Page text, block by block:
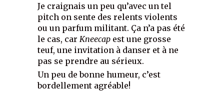
Je craignais un peu qu’avec un tel
pitch on sente des relents violents
ou un parfum militant. Ça n’a pas été
le cas, car Kneecap est une grosse
teuf, une invitation à danser et à ne
pas se prendre au sérieux.
Un peu de bonne humeur, c’est
bordellement agréable!